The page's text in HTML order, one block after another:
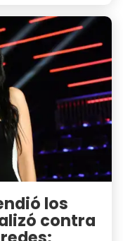
los
contra